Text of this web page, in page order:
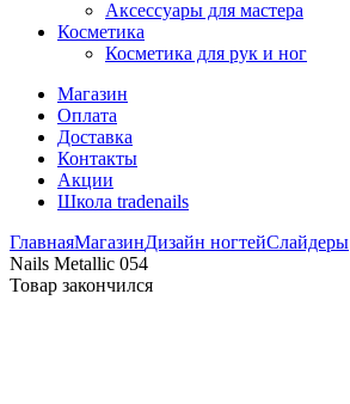
Аксессуары для мастера
Косметика
Косметика для рук и ног
Магазин
Оплата
Доставка
Контакты
Акции
Школа tradenails
ГлавнаяМагазинДизайн ногтейСлайдеры
Nails Metallic 054
Товар закончился